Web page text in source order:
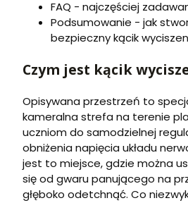
FAQ - najczęściej
Podsumowanie - jak
bezpieczny kącik
Czym jest kącik
Opisywana przestrzeń to
kameralna strefa na terenie
uczniom do samodzielnej
obniżenia napięcia układu
jest to miejsce, gdzie można
się od gwaru panującego na
głęboko odetchnąć. Co